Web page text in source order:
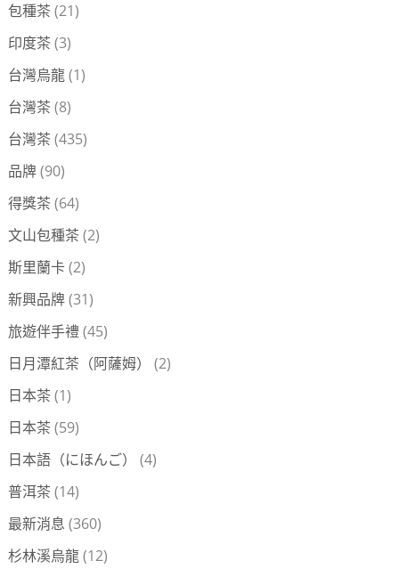
包種茶 (21)
印度茶 (3)
台灣烏龍(1)
台灣茶 (8)
台灣茶 (435)
品牌(90)
得獎茶 (64)
文山包種茶 (2)
斯里蘭卡(2)
新興品牌(31)
旅遊伴手禮(45)
日月潭紅茶（阿薩姆）
(2)
日本茶 (1)
日本茶 (59)
日本語（にほんご）
(4)
普洱茶 (14)
最新消息 (360)
杉林溪烏龍(12)